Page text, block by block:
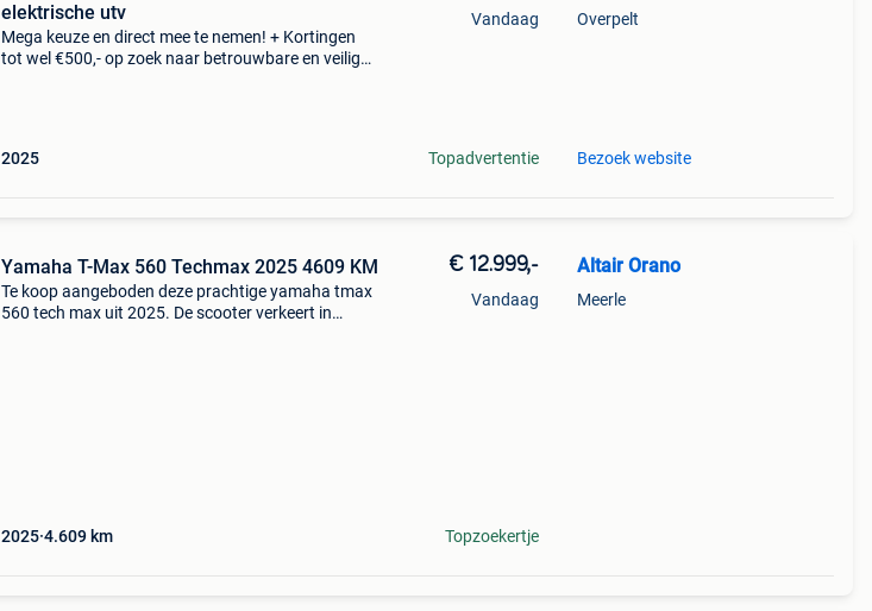
elektrische utv
Mega keuze en direct mee te nemen! + Kortingen
tot wel €500,- op zoek naar betrouwbare en veilige
2025
Vandaag
Topadvertentie
Overpelt
Bezoek website
Yamaha T-Max 560 Techmax 2025 4609 KM
Te koop aangeboden deze prachtige yamaha tmax
560 tech max uit 2025. De scooter verkeert in
2025 4.609 km
€ 12.999,-
Vandaag
Topzoekertje
Altair Orano
Meerle